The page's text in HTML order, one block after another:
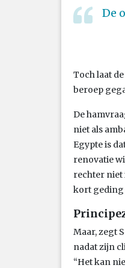
De
Toch laat
beroep
De
niet als
Egypte is
renovatie
rechter niet
kort geding
Maar, zegt
nadat zijn
“Het kan